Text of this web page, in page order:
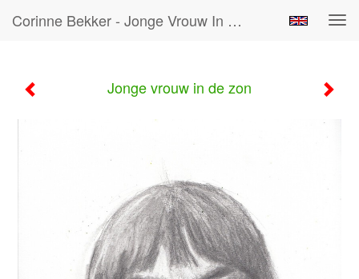
Corinne Bekker - Jonge Vrouw In De Zon
Jonge vrouw in de zon